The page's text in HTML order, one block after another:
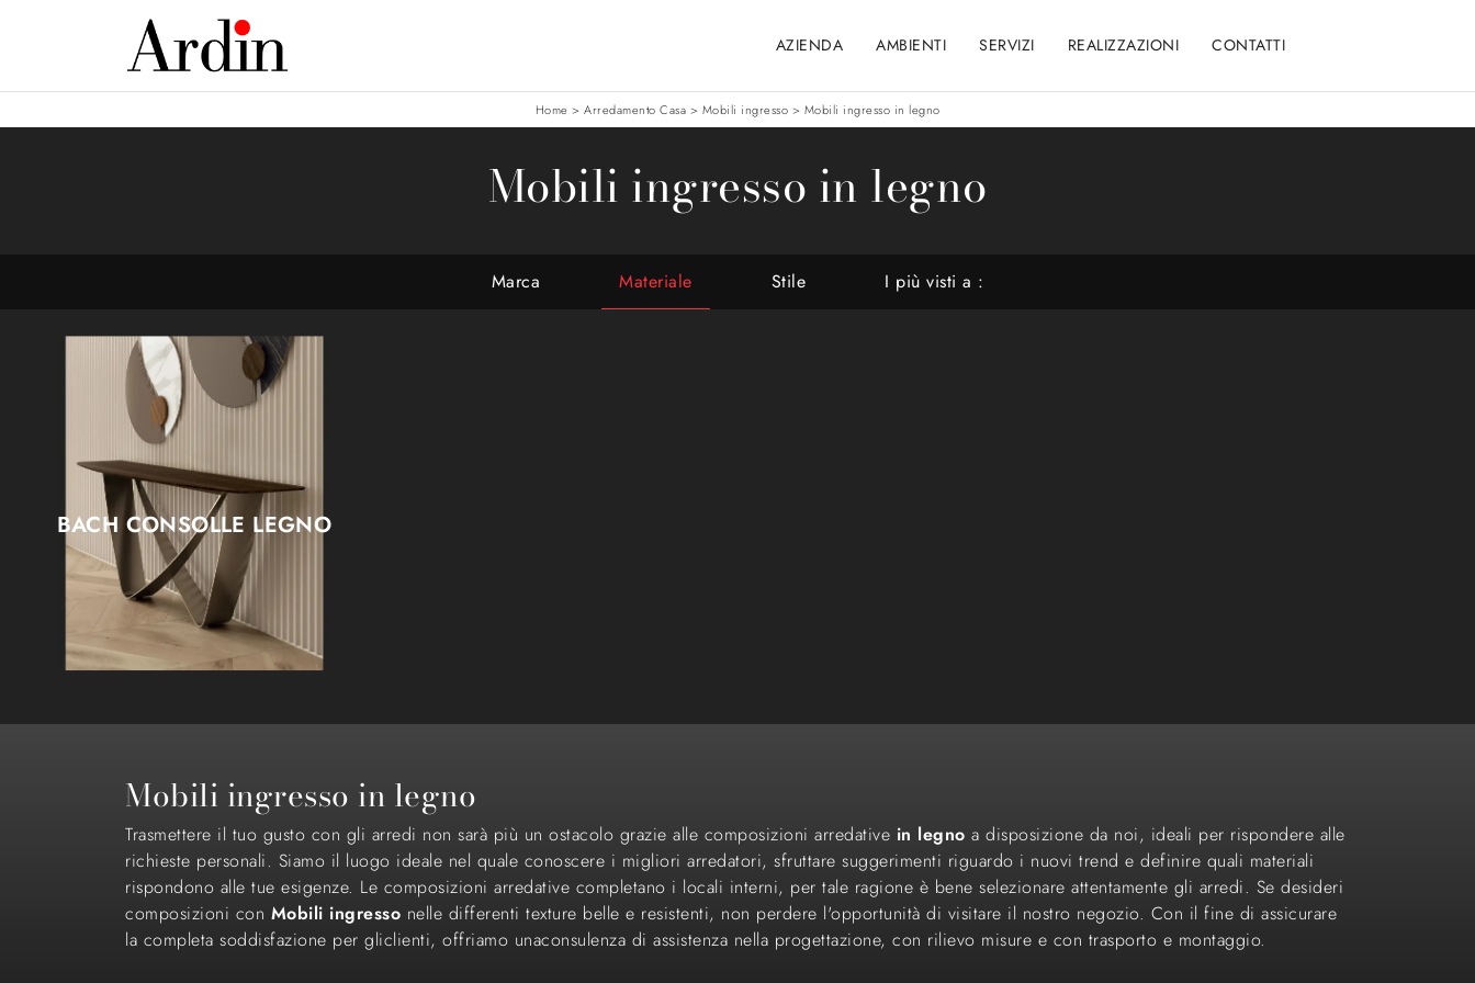
AZIENDA AMBIENTI SERVIZI REALIZZAZIONI CONTATTI
Home > Arredamento Casa > Mobili ingresso > Mobili ingresso in legno
Mobili ingresso in legno
Marca Materiale Stile I più visti a :
BACH CONSOLLE LEGNO
Mobili ingresso in legno
Trasmettere il tuo gusto con gli arredi non sarà più un ostacolo grazie alle composizioni arredative in legno a disposizione da noi, ideali per rispondere alle
richieste personali. Siamo il luogo ideale nel quale conoscere i migliori arredatori, sfruttare suggerimenti riguardo i nuovi trend e definire quali materiali
rispondono alle tue esigenze. Le composizioni arredative completano i locali interni, per tale ragione è bene selezionare attentamente gli arredi. Se desideri
composizioni con Mobili ingresso nelle differenti texture belle e resistenti, non perdere l'opportunità di visitare il nostro negozio. Con il fine di assicurare
la completa soddisfazione per gliclienti, offriamo unaconsulenza di assistenza nella progettazione, con rilievo misure e con trasporto e montaggio.